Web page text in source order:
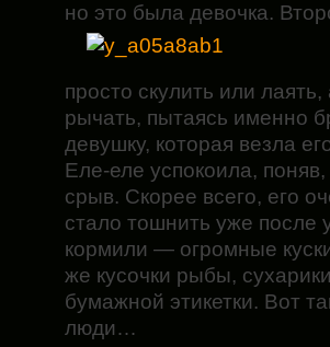
но это была девочка.
просто скулить или
рычать, пытаясь именно
девушку, которая везла
Еле-еле успокоила,
срыв. Скорее всего, его
стало тошнить уже после
кормили — огромные
же кусочки рыбы,
бумажной этикетки. Вот
люди…